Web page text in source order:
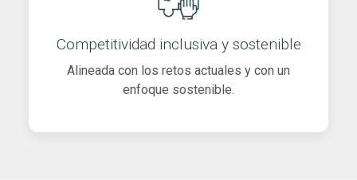
Competitividad inclusiva y sostenible
Alineada con los retos actuales y con un
enfoque sostenible.